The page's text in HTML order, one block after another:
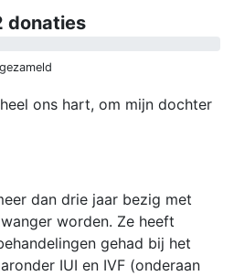
donaties
ons hart, om mijn dochter
dan drie jaar bezig met
worden. Ze heeft
gehad bij het
IUI en IVF (onderaan